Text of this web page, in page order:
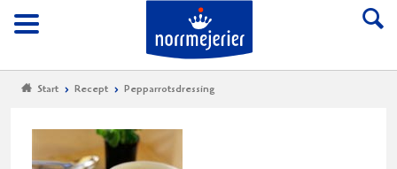
Meny
Till Norrmejerier
Start Recept Pepparrotsdressing